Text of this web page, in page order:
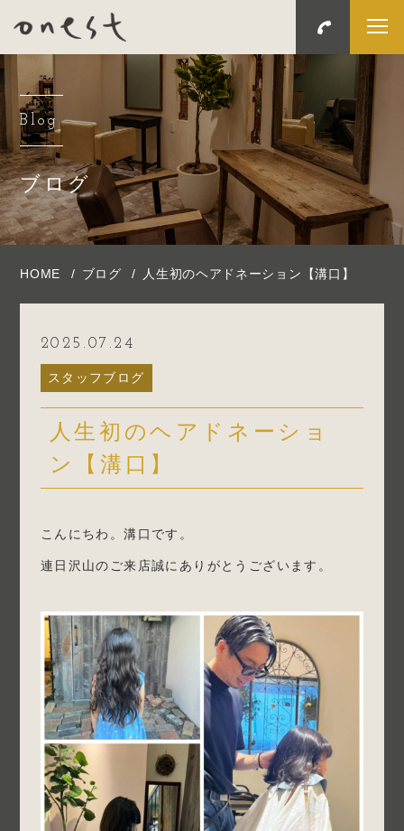
Blog
ブログ
HOME ブログ 人生初のヘアドネーション【溝口】
2025.07.24
スタッフブログ
人生初のヘアドネーショ
ン【溝口】
こんにちわ。溝口です。
連日沢山のご来店誠にありがとうございます。